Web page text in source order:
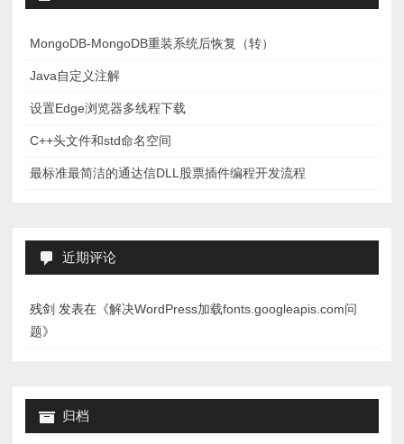
MongoDB-MongoDB重装系统后恢复（转）
Java自定义注解
设置Edge浏览器多线程下载
C++头文件和std命名空间
最标准最简洁的通达信DLL股票插件编程开发流程
近期评论
残剑 发表在《解决WordPress加载fonts.googleapis.com问
题》
归档